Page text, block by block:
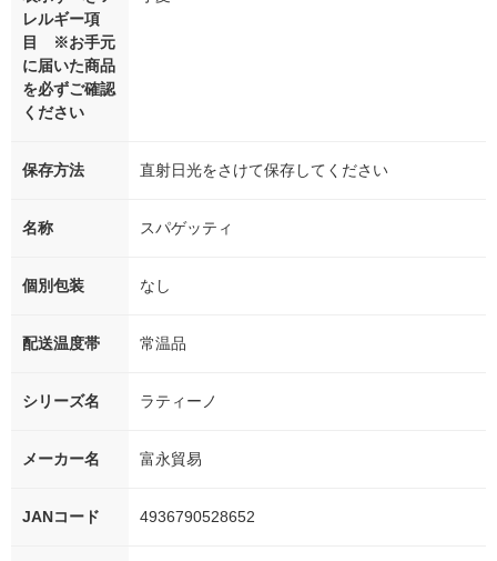
レルギー項
目 ※お手元
に届いた商品
を必ずご確認
ください
保存方法 直射日光をさけて保存してください
名称 スパゲッティ
個別包装 なし
配送温度帯 常温品
シリーズ名 ラティーノ
メーカー名 富永貿易
JANコード 4936790528652